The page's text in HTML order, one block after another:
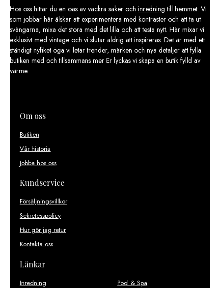
Hos oss hittar du en oas av vackra saker och inredning till hemmet. Vi
som jobbar här älskar att experimentera med kontraster och att ta ut
svängarna, mixa det stora med det lilla och att testa nytt. Här mixar vi
exklusivt med vintage och vi slutar aldrig att inspireras. Det är med ett
ständigt nyfiket öga vi letar trender, märken och nya detaljer att fylla
butiken med och tillsammans mer Er lyckas vi skapa en butik fylld av
värme
Om oss
Butiken
Vår historia
Jobba hos oss
Kundservice
Försäljningsvillkor
Sekretesspolicy
Hur gör jag retur
Kontakta oss
Länkar
Inredning
Pool & Spa